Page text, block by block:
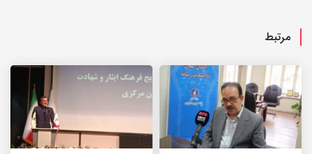
مرتبط